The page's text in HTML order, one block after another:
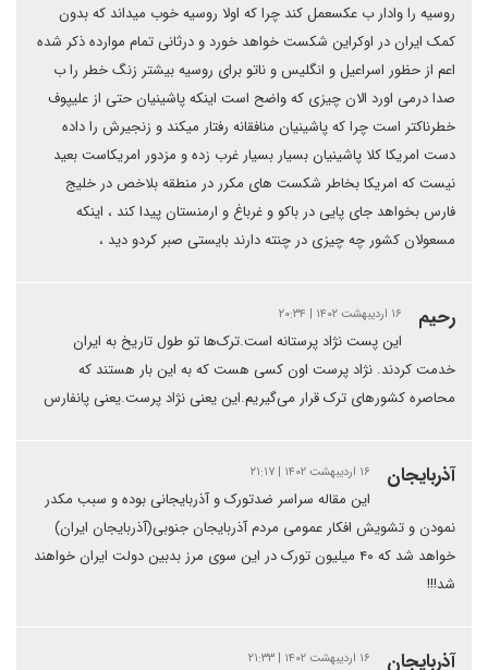
روسیه را وادار ب عکسعمل کند چرا که اولا روسیه خوب میداند که بدون
کمک ایران در اوکراین شکست خواهد خورد و درثانی تمام موارده ذکر شده
اعم از حظور اسراعیل و انگلیس و ناتو برای روسیه بیشتر زنگ خطر را ب
صدا درمی اورد الان چیزی که واضح است اینکه پاشینیان حتی از علیپوف
خطرناکتر است چرا که پاشینیان منافقانه رفتار میکند و زنجیرش را داده
دست امریکا کلا پاشینیان بسیار بسیار غرب زده و مزدور امریکاست بعید
نیست که امریکا بخاطر شکست های مکرر در منطقه بلاخص در خلیج
فارس بخواهد جای پایی در باکو و غرباغ و ارمنستان پیدا کند ، اینکه
مسعولان کشور چه چیزی در چنته دارند بایستی صبر کردو دید ،
رحیم ۱۶ اردیبهشت ۱۴۰۲ | ۲۰:۳۴
این پست نژاد پرستانه است.ترک‌ها تو طول تاریخ به ایران
خدمت کردند. نژاد پرست اون کسی هست که به این بار هستند که
محاصره کشورهای ترک قرار می‌گیریم.این یعنی نژاد پرست.یعنی پانفارس
آذربایجان ۱۶ اردیبهشت ۱۴۰۲ | ۲۱:۱۷
این مقاله سراسر ضدتورک و آذربایجانی بوده و سبب مکدر
نمودن و تشویش افکار عمومی مردم آذربایجان جنوبی(آذربایجان ایران)
خواهد شد که ۴۰ میلیون تورک در این سوی مرز بدبین دولت ایران خواهند
شد!!!
آذربایجان ۱۶ اردیبهشت ۱۴۰۲ | ۲۱:۳۳